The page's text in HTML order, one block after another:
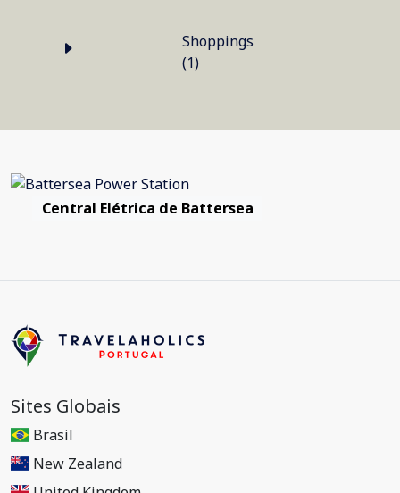
Shoppings
(1)
Central Elétrica de Battersea
Sites Globais
Brasil
New Zealand